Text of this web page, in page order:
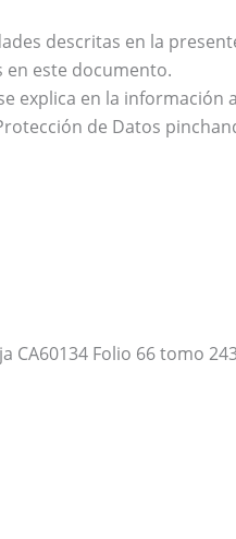
descritas en la
en este documento.
explica en la información
de Datos
CA60134 Folio 66 tomo